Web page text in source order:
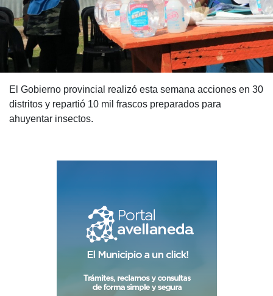
El Gobierno provincial realizó esta semana acciones en 30
distritos y repartió 10 mil frascos preparados para
ahuyentar insectos.